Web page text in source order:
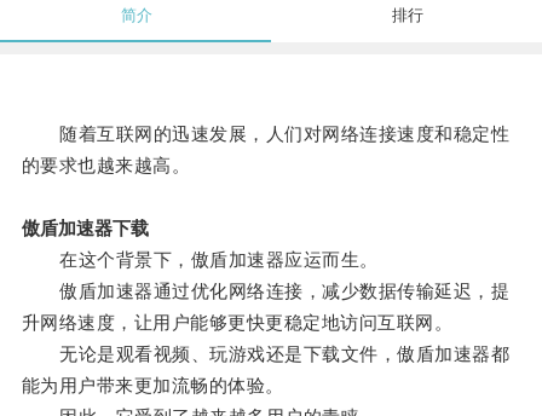
简介 排行
随着互联网的迅速发展，人们对网络连接速度和稳定性
的要求也越来越高。
傲盾加速器下载
在这个背景下，傲盾加速器应运而生。
傲盾加速器通过优化网络连接，减少数据传输延迟，提
升网络速度，让用户能够更快更稳定地访问互联网。
无论是观看视频、玩游戏还是下载文件，傲盾加速器都
能为用户带来更加流畅的体验。